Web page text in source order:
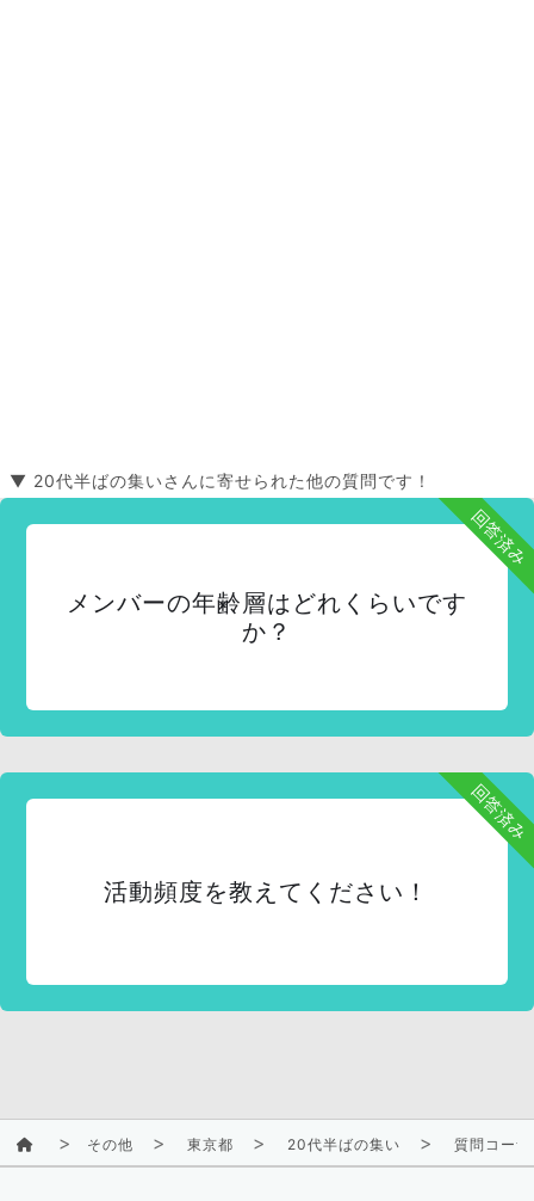
▼ 20代半ばの集いさんに寄せられた他の質問です！
回答済み
メンバーの年齢層はどれくらいです
か？
回答済み
活動頻度を教えてください！
その他 東京都 20代半ばの集い 質問コー